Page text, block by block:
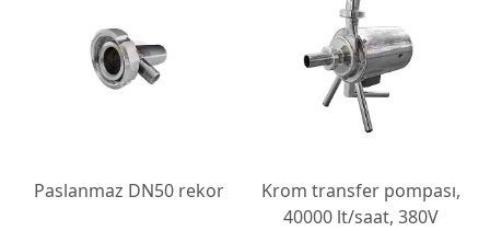
Paslanmaz DN50 rekor
Krom transfer pompası,
40000 lt/saat, 380V